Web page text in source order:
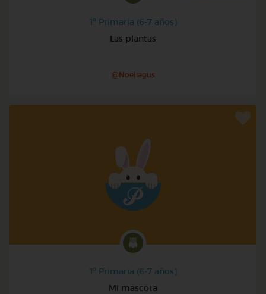
1º Primaria (6-7 años)
Las plantas
@Noeliagus
1º Primaria (6-7 años)
Mi mascota